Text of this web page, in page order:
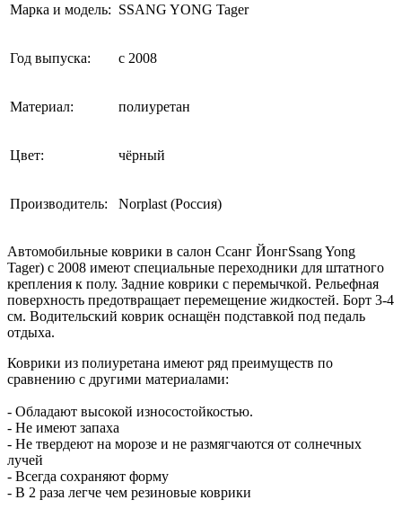
Марка и модель: SSANG YONG Tager
Год выпуска: с 2008
Материал: полиуретан
Цвет: чёрный
Производитель: Norplast (Россия)
Автомобильные коврики в салон Ссанг ЙонгSsang Yong
Tager) с 2008 имеют специальные переходники для штатного
крепления к полу. Задние коврики с перемычкой. Рельефная
поверхность предотвращает перемещение жидкостей. Борт 3-4
см. Водительский коврик оснащён подставкой под педаль
отдыха.
Коврики из полиуретана имеют ряд преимуществ по
сравнению с другими материалами:
- Обладают высокой износостойкостью.
- Не имеют запаха
- Не твердеют на морозе и не размягчаются от солнечных
лучей
- Всегда сохраняют форму
- В 2 раза легче чем резиновые коврики